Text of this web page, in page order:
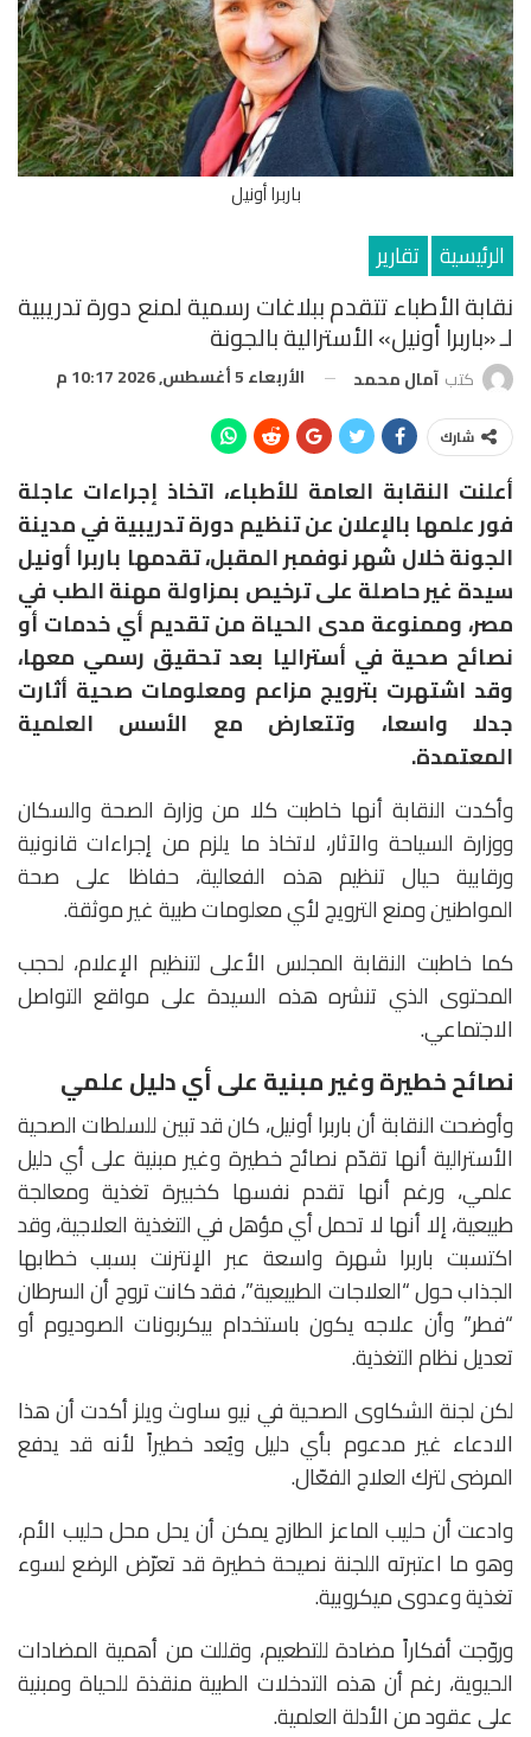
باربرا أونيل
الرئيسية تقارير
نقابة الأطباء تتقدم ببلاغات رسمية لمنع دورة تدريبية
لـ «باربرا أونيل» الأسترالية بالجونة
كتب آمال محمد الأربعاء 5 أغسطس, 2026 10:17 م
شارك
أعلنت النقابة العامة للأطباء، اتخاذ إجراءات عاجلة
فور علمها بالإعلان عن تنظيم دورة تدريبية في مدينة
الجونة خلال شهر نوفمبر المقبل، تقدمها باربرا أونيل
سيدة غير حاصلة على ترخيص بمزاولة مهنة الطب في
مصر، وممنوعة مدى الحياة من تقديم أي خدمات أو
نصائح صحية في أستراليا بعد تحقيق رسمي معها،
وقد اشتهرت بترويج مزاعم ومعلومات صحية أثارت
جدلا واسعا، وتتعارض مع الأسس العلمية
المعتمدة.
وأكدت النقابة أنها خاطبت كلا من وزارة الصحة والسكان
ووزارة السياحة والآثار، لاتخاذ ما يلزم من إجراءات قانونية
ورقابية حيال تنظيم هذه الفعالية، حفاظا على صحة
المواطنين ومنع الترويج لأي معلومات طبية غير موثقة.
كما خاطبت النقابة المجلس الأعلى لتنظيم الإعلام، لحجب
المحتوى الذي تنشره هذه السيدة على مواقع التواصل
الاجتماعي.
نصائح خطيرة وغير مبنية على أي دليل علمي
وأوضحت النقابة أن باربرا أونيل، كان قد تبين للسلطات الصحية
الأسترالية أنها تقدّم نصائح خطيرة وغير مبنية على أي دليل
علمي، ورغم أنها تقدم نفسها كخبيرة تغذية ومعالجة
طبيعية، إلا أنها لا تحمل أي مؤهل في التغذية العلاجية، وقد
اكتسبت باربرا شهرة واسعة عبر الإنترنت بسبب خطابها
الجذاب حول “العلاجات الطبيعية”، فقد كانت تروج أن السرطان
“فطر” وأن علاجه يكون باستخدام بيكربونات الصوديوم أو
تعديل نظام التغذية.
لكن لجنة الشكاوى الصحية في نيو ساوث ويلز أكدت أن هذا
الادعاء غير مدعوم بأي دليل ويُعد خطيراً لأنه قد يدفع
المرضى لترك العلاج الفعّال.
وادعت أن حليب الماعز الطازج يمكن أن يحل محل حليب الأم،
وهو ما اعتبرته اللجنة نصيحة خطيرة قد تعرّض الرضع لسوء
تغذية وعدوى ميكروبية.
وروّجت أفكاراً مضادة للتطعيم، وقللت من أهمية المضادات
الحيوية، رغم أن هذه التدخلات الطبية منقذة للحياة ومبنية
على عقود من الأدلة العلمية.